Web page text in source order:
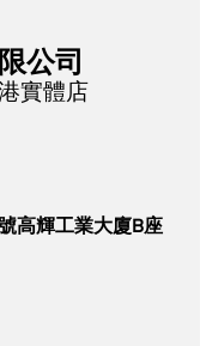
公司
實體店
高輝工業大廈B座